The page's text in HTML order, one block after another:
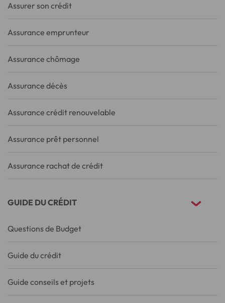
Assurer son crédit
Assurance emprunteur
Assurance chômage
Assurance décès
Assurance crédit renouvelable
Assurance prêt personnel
Assurance rachat de crédit
GUIDE DU CRÉDIT
Questions de Budget
Guide du crédit
Guide conseils et projets